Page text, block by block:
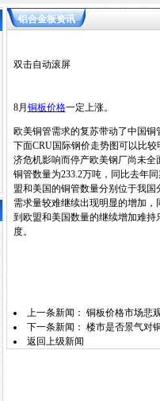
铝合金板资讯
双击自动滚屏
8月 铜板价格一定上涨。
欧美铜管需求的复苏带动了中国
下面CRU国际钢价走势图可以比
济危机影响而停产欧美钢厂尚未全
铜管数量为233.2万吨，同比去年
盟和美国的铜管数量分别位于我
需求量较难继续出现明显的增加
到欧盟和美国数量的继续增加难
度。
上一条新闻： 铜板价格市场悲
下一条新闻： 楼市是否景气对
返回上级新闻